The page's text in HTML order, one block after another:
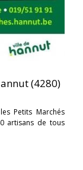
(4280)
Petits Marchés
artisans de tous